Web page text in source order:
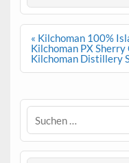
Beitrags-
Navigation
« Kilchoman 100%
Kilchoman PX
Kilchoman Distillery